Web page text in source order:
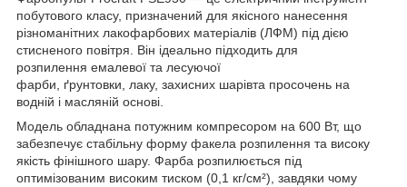
побутового класу, призначений для якісного нанесення
різноманітних лакофарбових матеріалів (ЛФМ) під дією
стисненого повітря. Він ідеально підходить для
розпилення емалевої та лесуючої
фарби, ґрунтовки, лаку, захисних шарівта просочень на
водній і масляній основі.
Модель обладнана потужним компресором на 600 Вт, що
забезпечує стабільну форму факела розпилення та високу
якість фінішного шару. Фарба розпилюється під
оптимізованим високим тиском (0,1 кг/см²), завдяки чому